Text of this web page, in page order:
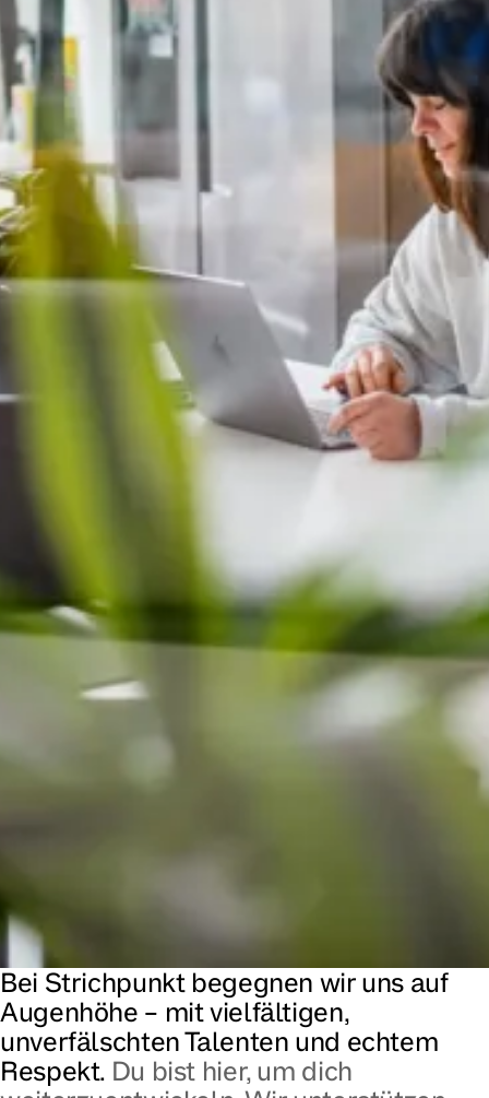
Bei Strichpunkt begegnen wir uns auf
Augenhöhe – mit vielfältigen,
unverfälschten Talenten und echtem
Respekt. Du bist hier, um dich